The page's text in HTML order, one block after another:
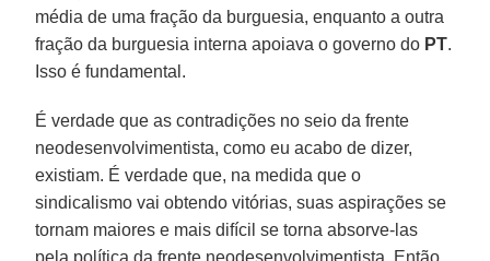
média de uma fração da burguesia, enquanto a outra
fração da burguesia interna apoiava o governo do PT.
Isso é fundamental.
É verdade que as contradições no seio da frente
neodesenvolvimentista, como eu acabo de dizer,
existiam. É verdade que, na medida que o
sindicalismo vai obtendo vitórias, suas aspirações se
tornam maiores e mais difícil se torna absorve-las
pela política da frente neodesenvolvimentista. Então,